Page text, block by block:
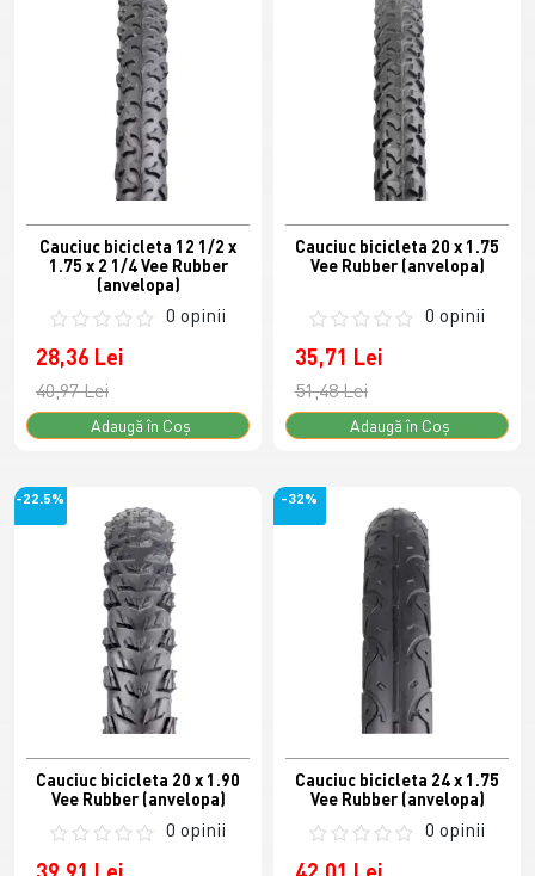
Cauciuc bicicleta 12 1/2 x
1.75 x 2 1/4 Vee Rubber
(anvelopa)
0 opinii
28,36 Lei
40,97 Lei
Adaugă în Coş
Cauciuc bicicleta 20 x 1.75
Vee Rubber (anvelopa)
0 opinii
35,71 Lei
51,48 Lei
Adaugă în Coş
-22.5%
Cauciuc bicicleta 20 x 1.90
Vee Rubber (anvelopa)
0 opinii
39,91 Lei
-32%
Cauciuc bicicleta 24 x 1.75
Vee Rubber (anvelopa)
0 opinii
42,01 Lei